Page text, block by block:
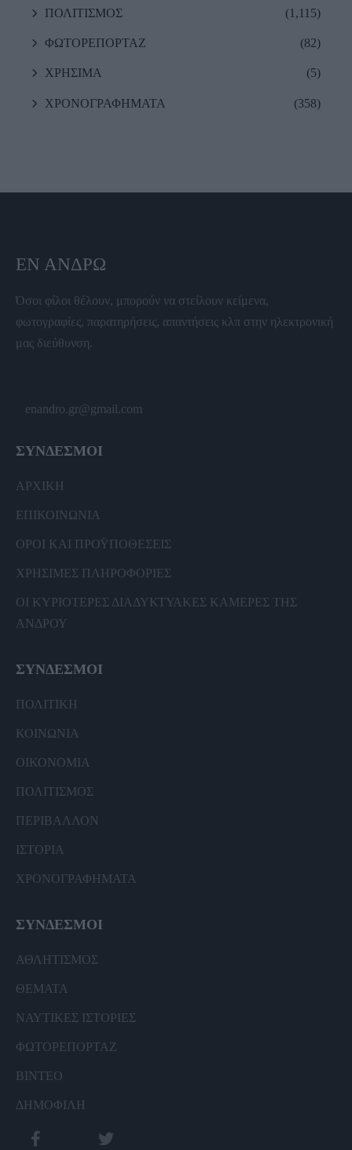
ΠΟΛΙΤΙΣΜΟΣ (1,115)
ΦΩΤΟΡΕΠΟΡΤΑΖ (82)
ΧΡΗΣΙΜΑ (5)
ΧΡΟΝΟΓΡΑΦΗΜΑΤΑ (358)
ΕΝ ΆΝΔΡΩ
Όσοι φίλοι θέλουν, μπορούν να στείλουν κείμενα,
φωτογραφίες, παρατηρήσεις, απαντήσεις κλπ στην ηλεκτρονική
μας διεύθυνση.
enandro.gr@gmail.com
ΣΥΝΔΕΣΜΟΙ
ΑΡΧΙΚΗ
ΕΠΙΚΟΙΝΩΝΙΑ
ΟΡΟΙ ΚΑΙ ΠΡΟΫΠΟΘΕΣΕΙΣ
ΧΡΗΣΙΜΕΣ ΠΛΗΡΟΦΟΡΙΕΣ
ΟΙ ΚΥΡΙΟΤΕΡΕΣ ΔΙΑΔΥΚΤΥΑΚΕΣ ΚΑΜΕΡΕΣ ΤΗΣ
ΑΝΔΡΟΥ
ΣΥΝΔΕΣΜΟΙ
ΠΟΛΙΤΙΚΗ
ΚΟΙΝΩΝΙΑ
ΟΙΚΟΝΟΜΙΑ
ΠΟΛΙΤΙΣΜΟΣ
ΠΕΡΙΒΑΛΛΟΝ
ΙΣΤΟΡΙΑ
ΧΡΟΝΟΓΡΑΦΗΜΑΤΑ
ΣΥΝΔΕΣΜΟΙ
ΑΘΛΗΤΙΣΜΟΣ
ΘΕΜΑΤΑ
ΝΑΥΤΙΚΕΣ ΙΣΤΟΡΙΕΣ
ΦΩΤΟΡΕΠΟΡΤΑΖ
ΒΙΝΤΕΟ
ΔΗΜΟΦΙΛΗ